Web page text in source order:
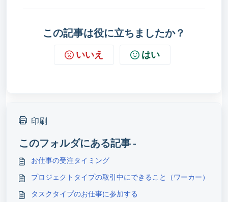
この記事は役に立ちましたか？
いいえ はい
印刷
このフォルダにある記事 -
お仕事の受注タイミング
プロジェクトタイプの取引中にできること（ワーカー）
タスクタイプのお仕事に参加する